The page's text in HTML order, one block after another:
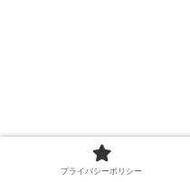
プライバシーポリシー